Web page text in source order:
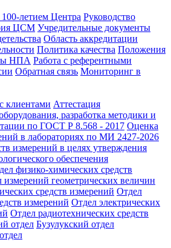
летием Центра Руководство
ЦСМ Учредительные документы
Область аккредитации
Политика качества Положения
НПА Работа с референтными
Обратная связь Мониторинг в
клиентами Аттестация
разработка методики и
по ГОСТ Р 8.568 - 2017 Оценка
в лабораториях по МИ 2427-2026
измерений в целях утверждения
обеспечения
физико-химических средств
измерений геометрических величин
средств измерений Отдел
измерений Отдел электрических
Отдел радиотехнических средств
отдел Бузулукский отдел